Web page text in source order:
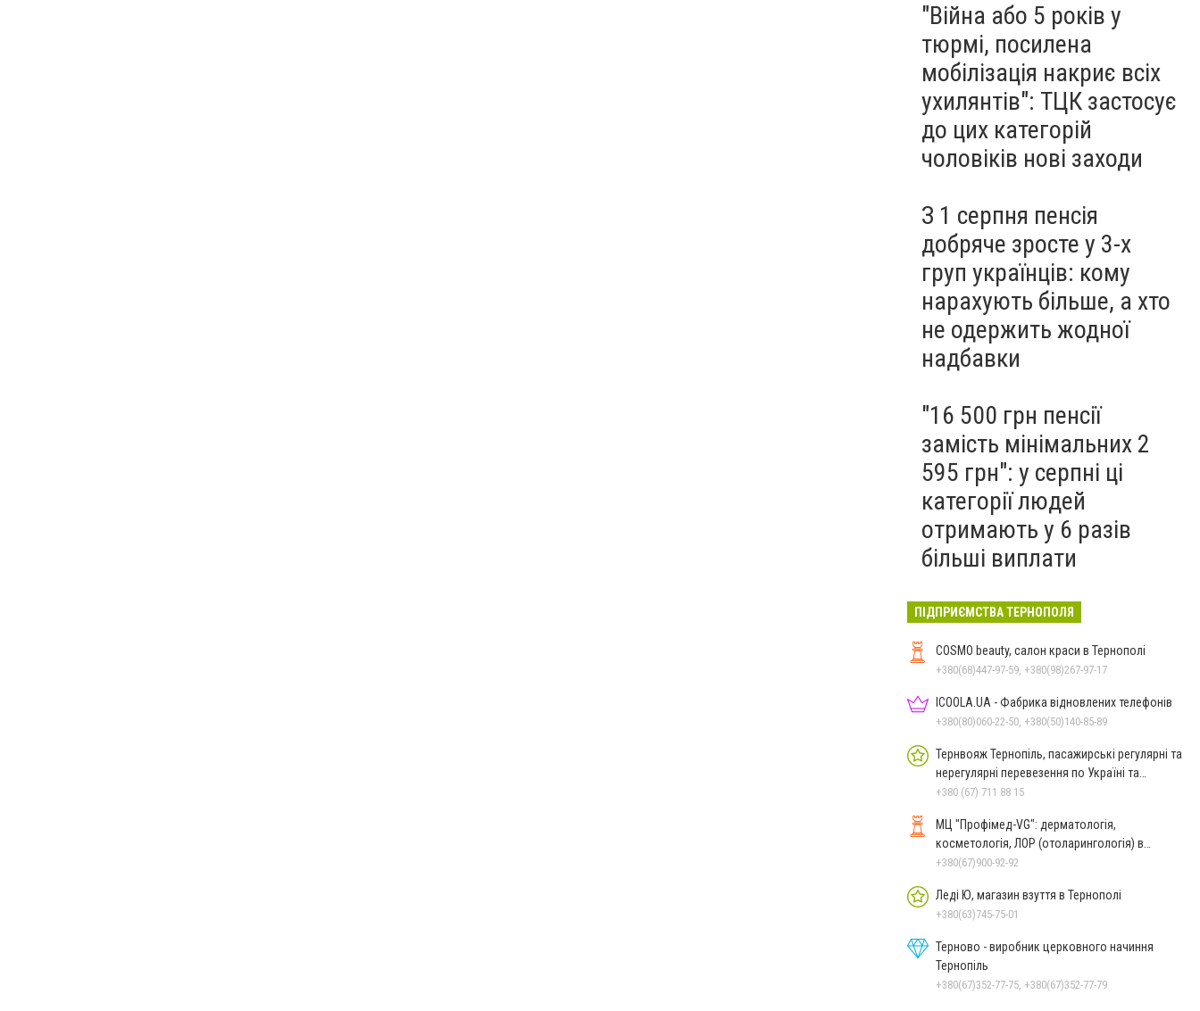
"Війна або 5 років у
тюрмі, посилена
мобілізація накриє всіх
ухилянтів": ТЦК застосує
до цих категорій
чоловіків нові заходи
З 1 серпня пенсія
добряче зросте у 3-х
груп українців: кому
нарахують більше, а хто
не одержить жодної
надбавки
"16 500 грн пенсії
замість мінімальних 2
595 грн": у серпні ці
категорії людей
отримають у 6 разів
більші виплати
ПІДПРИЄМСТВА ТЕРНОПОЛЯ
COSMO beauty, салон краси в Тернополі
+380(68)447-97-59, +380(98)267-97-17
ICOOLA.UA - Фабрика відновлених телефонів
+380(80)060-22-50, +380(50)140-85-89
Тернвояж Тернопіль, пасажирські регулярні та
нерегулярні перевезення по Україні та
закордон
+380 (67) 711 88 15
МЦ "Профімед-VG": дерматологія,
косметологія, ЛОР (отоларингологія) в
Тернополі
+380(67)900-92-92
Леді Ю, магазин взуття в Тернополі
+380(63)745-75-01
Терново - виробник церковного начиння
Тернопіль
+380(67)352-77-75, +380(67)352-77-79